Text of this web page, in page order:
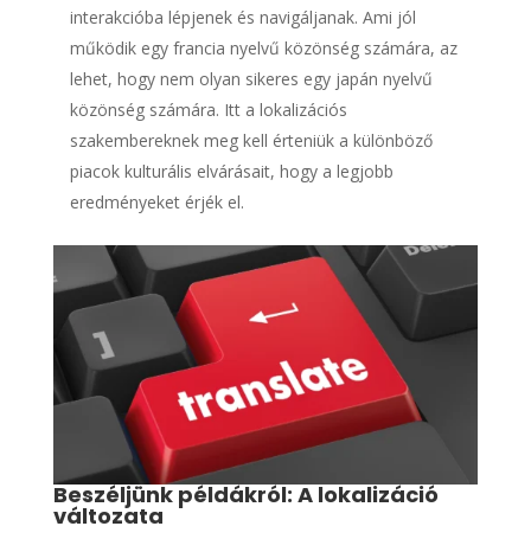
interakcióba lépjenek és navigáljanak. Ami jól
működik egy francia nyelvű közönség számára, az
lehet, hogy nem olyan sikeres egy japán nyelvű
közönség számára. Itt a lokalizációs
szakembereknek meg kell érteniük a különböző
piacok kulturális elvárásait, hogy a legjobb
eredményeket érjék el.
Beszéljünk példákról: A lokalizáció
változata